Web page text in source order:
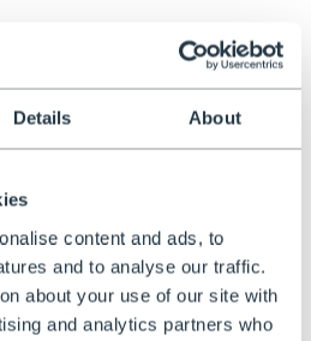
Details About
content and ads, to
and to analyse our traffic.
about your use of our site with
and analytics partners who
slimme oplossing zorgt
gekeurde ladder stevig
blijft u gefocust op uw taak,